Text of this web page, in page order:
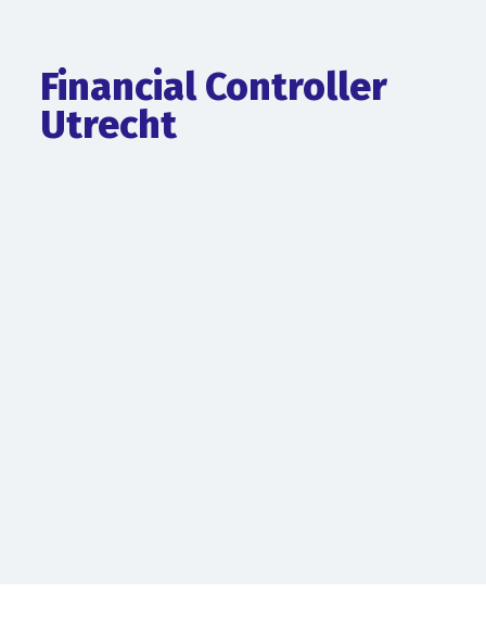
Financial Controller
Utrecht